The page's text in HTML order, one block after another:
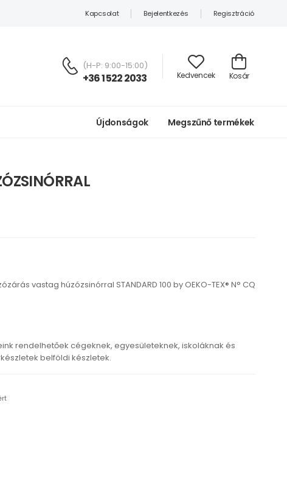
Kapcsolat Bejelentkezés Regisztráció
(H-P: 9:00-15:00)
+36 1 522 2033 Kedvencek Kosár
Újdonságok Megszűnő termékek
vastag húzózsinórral STANDARD 100 by OEKO-TEX® N° CQ
rendelhetőek cégeknek, egyesületeknek, iskoláknak és
belföldi készletek.